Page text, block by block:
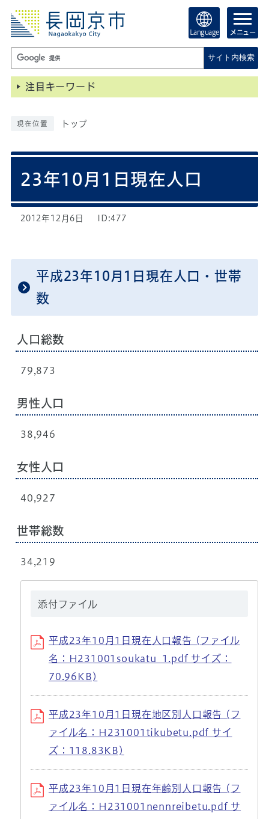
Language メニュー
サイト内検索
注目キーワード
現在位置 トップ
23年10月1日現在人口
2012年12月6日 ID:477
平成23年10月1日現在人口・世帯
数
人口総数
79,873
男性人口
38,946
女性人口
40,927
世帯総数
34,219
添付ファイル
平成23年10月1日現在人口報告 (ファイル
名：H231001soukatu_1.pdf サイズ：
70.96KB)
平成23年10月1日現在地区別人口報告 (フ
ァイル名：H231001tikubetu.pdf サイ
ズ：118.83KB)
平成23年10月1日現在年齢別人口報告 (フ
ァイル名：H231001nennreibetu.pdf サ